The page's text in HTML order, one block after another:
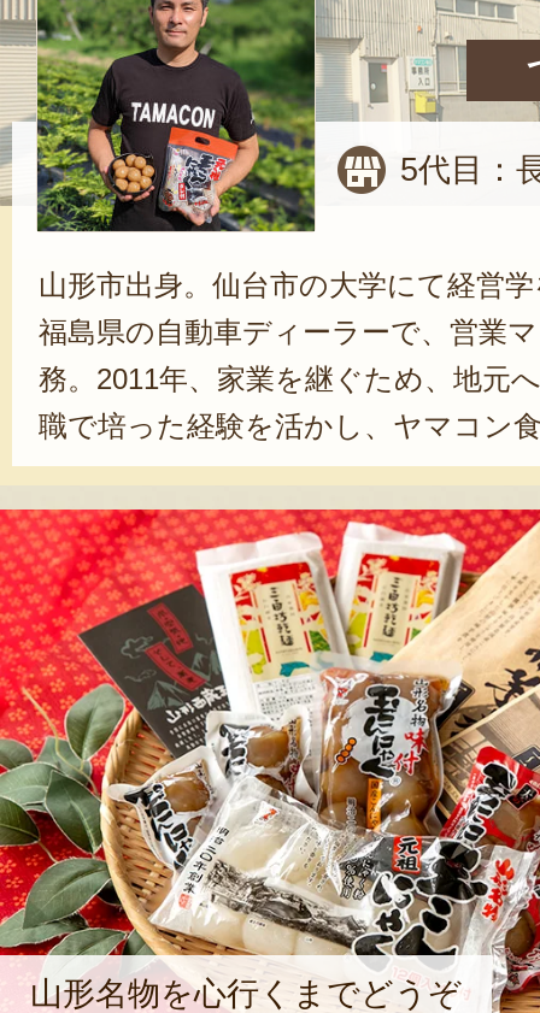
5代目：
山形市出身。仙台市の大学にて経営
福島県の自動車ディーラーで、営業
務。2011年、家業を継ぐため、地元
職で培った経験を活かし、ヤマコン
年間務めた後、2016年に5代目を引
は、「こんにゃくが名物の山形でも
ている。会社を発展させて、業界を
胸を膨らませる。
山形名物を心行くまでどうぞ